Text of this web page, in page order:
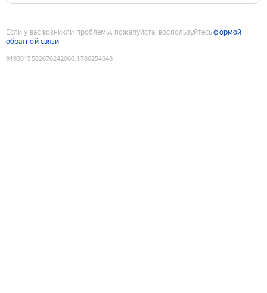
Если у вас возникли проблемы, пожалуйста, воспользуйтесьформой
обратной связи
9193015582676242066:1786254048